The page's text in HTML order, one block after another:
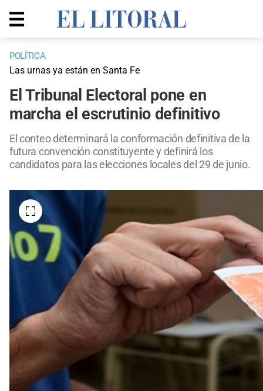
POLÍTICA
Las urnas ya están en Santa Fe
El Tribunal Electoral pone en
marcha el escrutinio definitivo
El conteo determinará la conformación definitiva de la
futura convención constituyente y definirá los
candidatos para las elecciones locales del 29 de junio.